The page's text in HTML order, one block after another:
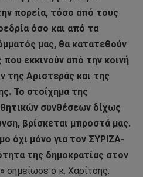
πορεία, τόσο από τους
όσο και από τα
μας, θα κατατεθούν
εκκινούν από την κοινή
της Αριστεράς και της
Το στοίχημα της
συνθέσεων δίχως
βρίσκεται μπροστά μας.
όχι μόνο για τον ΣΥΡΙΖΑ-
της δημοκρατίας στον
σημείωσε ο κ. Χαρίτσης.